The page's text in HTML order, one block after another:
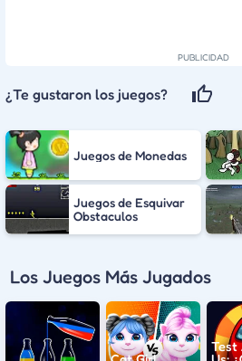
¿Te gustaron los juegos?
Juegos de Monedas
Juegos de Esquivar
Obstaculos
Los Juegos Más Jugados
Test